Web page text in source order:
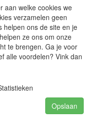
aan welke cookies we
verzamelen geen
helpen ons de site en je
ze ons om onze
te brengen. Ga je voor
alle voordelen? Vink dan
Opslaan
ZWart
€ 0.70 € 0.20